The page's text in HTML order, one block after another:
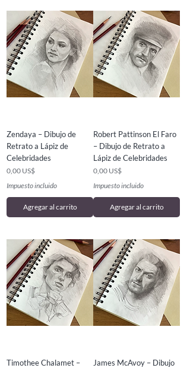
Zendaya – Dibujo de
Retrato a Lápiz de
Celebridades
Precio
0,00 US$
Impuesto incluido
Agregar al carrito
Robert Pattinson El Faro
– Dibujo de Retrato a
Lápiz de Celebridades
Precio
0,00 US$
Impuesto incluido
Agregar al carrito
Timothee Chalamet –
James McAvoy – Dibujo